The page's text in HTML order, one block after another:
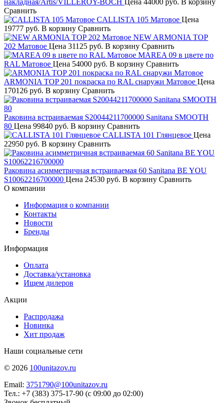
Сравнить
CALLISTA 105 Матовое Цена
19777 руб. В корзину Сравнить
NEW ARMONIA TOP
202 Матовое Цена 31125 руб. В корзину Сравнить
MAREA 09 в цвете по
RAL Матовое Цена 54000 руб. В корзину Сравнить
ARMONIA TOP 201 покраска по RAL снаружи Матовое Цена
170126 руб. В корзину Сравнить
Раковина встраиваемая S20044211700000 Sanitana SMOOTH
80 Цена 99840 руб. В корзину Сравнить
CALLISTA 101 Глянцевое Цена
22950 руб. В корзину Сравнить
Раковина асимметричная встраиваемая 60 Sanitana BE YOU
S10062216700000 Цена 24530 руб. В корзину Сравнить
О компании
Информация о компании
Контакты
Новости
Бренды
Информация
Оплата
Доставка/установка
Ищем дилеров
Акции
Распродажа
Новинка
Хит продаж
Наши социальные сети
© 2026 100unitazov.ru
Email: 3751790@100unitazov.ru
Тел.: +7 (383) 375-17-90 (с 09:00 до 02:00)